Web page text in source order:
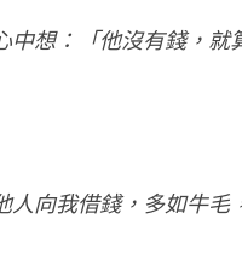
想：「他沒有錢，就
向我借錢，多如牛毛